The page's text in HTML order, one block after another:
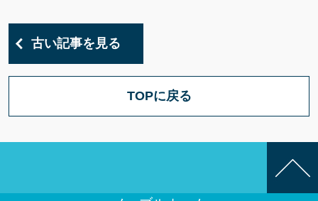
古い記事を見る
TOPに戻る